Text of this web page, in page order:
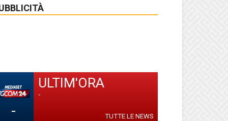
-
ULTIM'ORA
-
TUTTE LE NEWS